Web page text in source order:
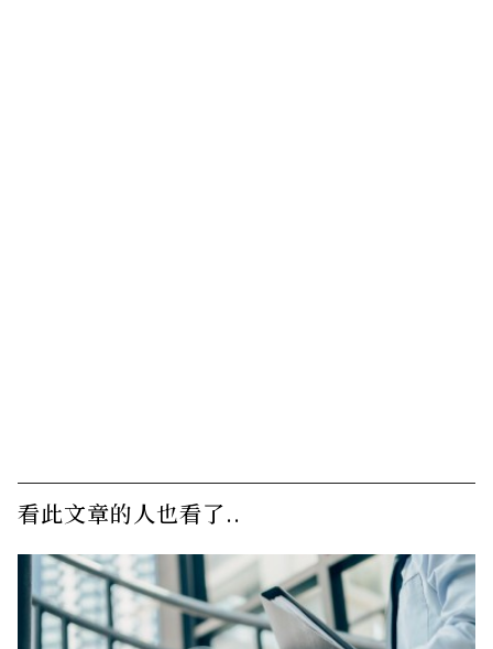
看此文章的人也看了..